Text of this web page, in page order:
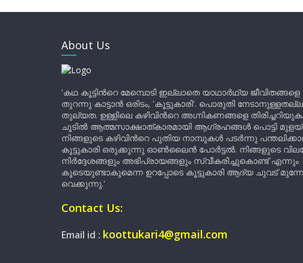
About Us
'കഥ കൂട്ടിന്‍റെ മേമ്പൊടി ഇല്ലാതെ യാഥാർഥ്യ ജീവിതങ്ങളെ
തുറന്നു കാട്ടാൻ ഒരിടം, 'കൂട്ടുകാരി'. പൊരുതി
തുല്യത. ഉള്ളിലെ കഴിവിന്‍റെ അഗ്നികണങ്ങളെ
ചൂടിൽ ആത്മസാക്ഷാത്കാരമായി ആഗ്രഹങ്ങൾ പൊട്ടി
നിങ്ങളുടെ കഴിവിന്‍റെ പുതിയ നാമ്പുകൾ പടർന്നു
കൂട്ടുകാരി ഒരുക്കുന്നു ഓൺലൈൻ പോർട്ടൽ. നിങ്ങളുടെ
നിർദ്ദേശങ്ങളും അഭിപ്രായങ്ങളും സ്വീകരിച്ചുകൊണ്ട് എന്നും
കൂടെയുണ്ടാകുമെന്ന ഉറപ്പോടെ കൂട്ടുകാരി ആദ്യ ചുവട്
വെക്കുന്നു.'
Contact Us:
Email id : koottukari4@gmail.com